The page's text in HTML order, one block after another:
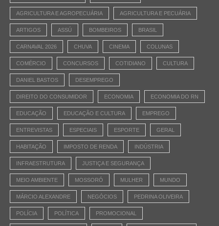
AGRICULTURA E AGROPECUÁRIA AGRICULTURA E PECUÁRIA
ARTIGOS ASSÚ BOMBEIROS BRASIL
CARNAVAL 2026 CHUVA CINEMA COLUNAS
COMÉRCIO CONCURSOS COTIDIANO CULTURA
DANIEL BASTOS DESEMPREGO
DIREITO DO CONSUMIDOR ECONOMIA ECONOMIA DO RN
EDUCAÇÃO EDUCAÇÃO E CULTURA EMPREGO
ENTREVISTAS ESPECIAIS ESPORTE GERAL
HABITAÇÃO IMPOSTO DE RENDA INDÚSTRIA
INFRAESTRUTURA JUSTIÇA E SEGURANÇA
MEIO AMBIENTE MOSSORÓ MULHER MUNDO
MÁRCIO ALEXANDRE NEGÓCIOS PEDRINA OLIVEIRA
POLÍCIA POLÍTICA PROMOCIONAL